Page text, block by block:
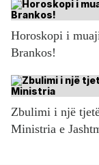
Horoskopi i
Brankos!
Zbulimi i një
Ministria e